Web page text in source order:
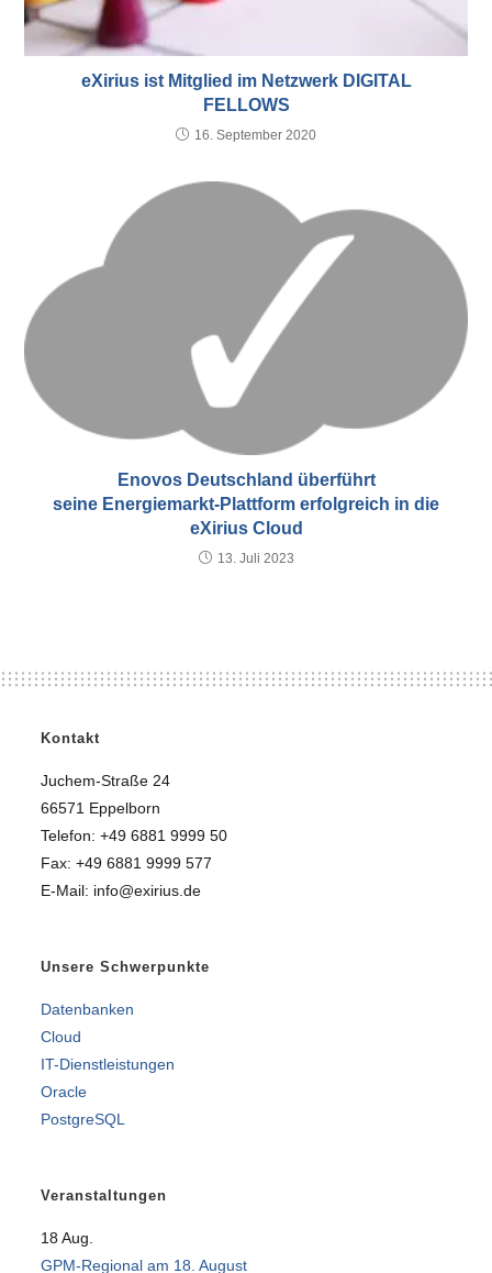
eXirius ist Mitglied im Netzwerk DIGITAL
FELLOWS
16. September 2020
Enovos Deutschland überführt
seine Energiemarkt-Plattform erfolgreich in die
eXirius Cloud
13. Juli 2023
Kontakt
Juchem-Straße 24
66571 Eppelborn
Telefon: +49 6881 9999 50
Fax: +49 6881 9999 577
E-Mail: info@exirius.de
Unsere Schwerpunkte
Datenbanken
Cloud
IT-Dienstleistungen
Oracle
PostgreSQL
Veranstaltungen
18 Aug.
GPM-Regional am 18. August